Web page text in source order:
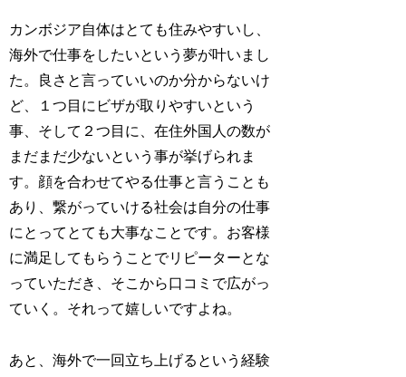
カンボジア自体はとても住みやすいし、
海外で仕事をしたいという夢が叶いまし
た。良さと言っていいのか分からないけ
ど、１つ目にビザが取りやすいという
事、そして２つ目に、在住外国人の数が
まだまだ少ないという事が挙げられま
す。顔を合わせてやる仕事と言うことも
あり、繋がっていける社会は自分の仕事
にとってとても大事なことです。お客様
に満足してもらうことでリピーターとな
っていただき、そこから口コミで広がっ
ていく。それって嬉しいですよね。
あと、海外で一回立ち上げるという経験